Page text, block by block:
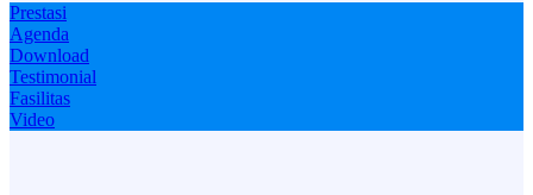
Prestasi
Agenda
Download
Testimonial
Fasilitas
Video